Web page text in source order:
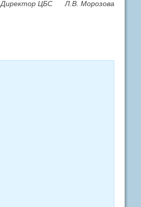
Директор ЦБС Л.В. Морозова